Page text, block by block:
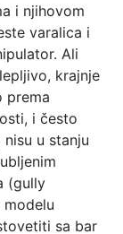
i njihovom
varalica i
Ali
krajnje
prema
i često
u stanju
(gully
sa bar